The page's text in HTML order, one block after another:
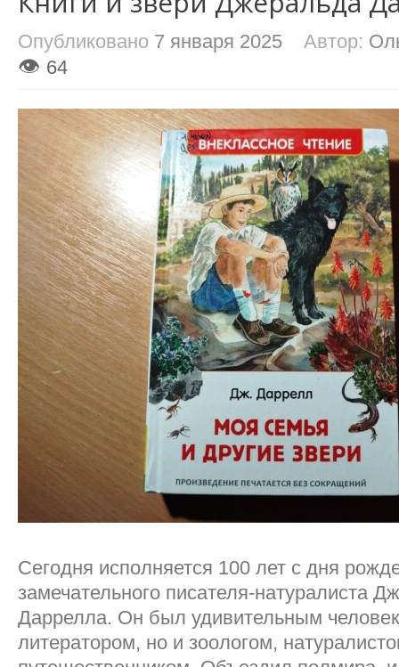
Опубликовано 7 января 2025 Автор:
👁 64
Сегодня исполняется 100 лет с дня
замечательного писателя-натуралиста
Даррелла. Он был удивительным
литератором, но и зоологом,